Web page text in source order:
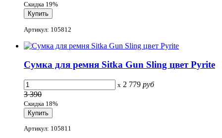
Скидка 19%
Артикул: 105812
Сумка для ремня Sitka Gun Sling цвет Pyrite
x 2 779 руб
3 390
Скидка 18%
Артикул: 105811